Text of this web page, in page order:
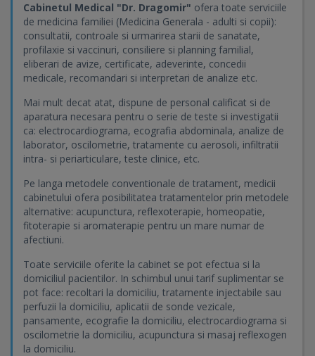
Cabinetul Medical "Dr. Dragomir" ofera toate serviciile
de medicina familiei (Medicina Generala - adulti si copii):
consultatii, controale si urmarirea starii de sanatate,
profilaxie si vaccinuri, consiliere si planning familial,
eliberari de avize, certificate, adeverinte, concedii
medicale, recomandari si interpretari de analize etc.
Mai mult decat atat, dispune de personal calificat si de
aparatura necesara pentru o serie de teste si investigatii
ca: electrocardiograma, ecografia abdominala, analize de
laborator, oscilometrie, tratamente cu aerosoli, infiltratii
intra- si periarticulare, teste clinice, etc.
Pe langa metodele conventionale de tratament, medicii
cabinetului ofera posibilitatea tratamentelor prin metodele
alternative: acupunctura, reflexoterapie, homeopatie,
fitoterapie si aromaterapie pentru un mare numar de
afectiuni.
Toate serviciile oferite la cabinet se pot efectua si la
domiciliul pacientilor. In schimbul unui tarif suplimentar se
pot face: recoltari la domiciliu, tratamente injectabile sau
perfuzii la domiciliu, aplicatii de sonde vezicale,
pansamente, ecografie la domiciliu, electrocardiograma si
oscilometrie la domiciliu, acupunctura si masaj reflexogen
la domiciliu.